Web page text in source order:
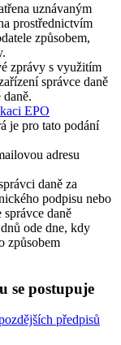
uznávaným
prostřednictvím
způsobem,
zprávy s využitím
správce daně
EPO
je pro tato podání
adresu
daně za
podpisu nebo
daně
ode dne, kdy
způsobem
se postupuje
předpisů